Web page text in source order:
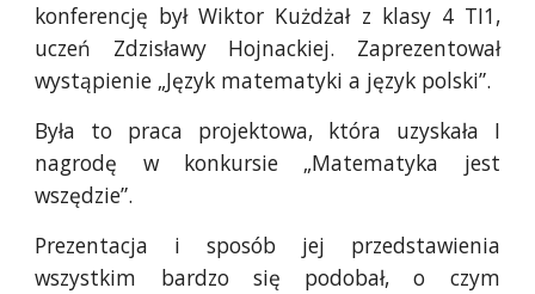
konferencję był Wiktor Kużdżał z klasy 4 TI1,
uczeń Zdzisławy Hojnackiej. Zaprezentował
wystąpienie „Język matematyki a język polski”.
Była to praca projektowa, która uzyskała I
nagrodę w konkursie „Matematyka jest
wszędzie”.
Prezentacja i sposób jej przedstawienia
wszystkim bardzo się podobał, o czym